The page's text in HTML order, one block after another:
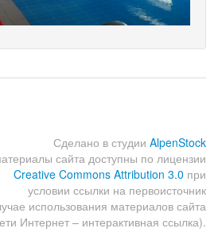
Сделано в студии AlpenStock
сайта доступны по лицензии
Creative Commons Attribution 3.0 при
условии ссылки на первоисточник
использования материалов сайта
Интернет – интерактивная ссылка).